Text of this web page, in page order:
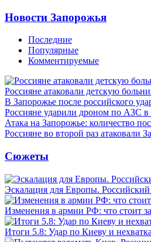
Новости Запорожья
Последние
Популярные
Комментируемые
Россияне атаковали детскую
В Запорожье после российского
Россияне ударили дроном по АЗС в
Атака на Запорожье: количество
Россияне во второй раз атаковали
Сюжеты
Эскалация для Европы.
Изменения в армии РФ: что стоит
Итоги 5.8: Удар по Киеву и